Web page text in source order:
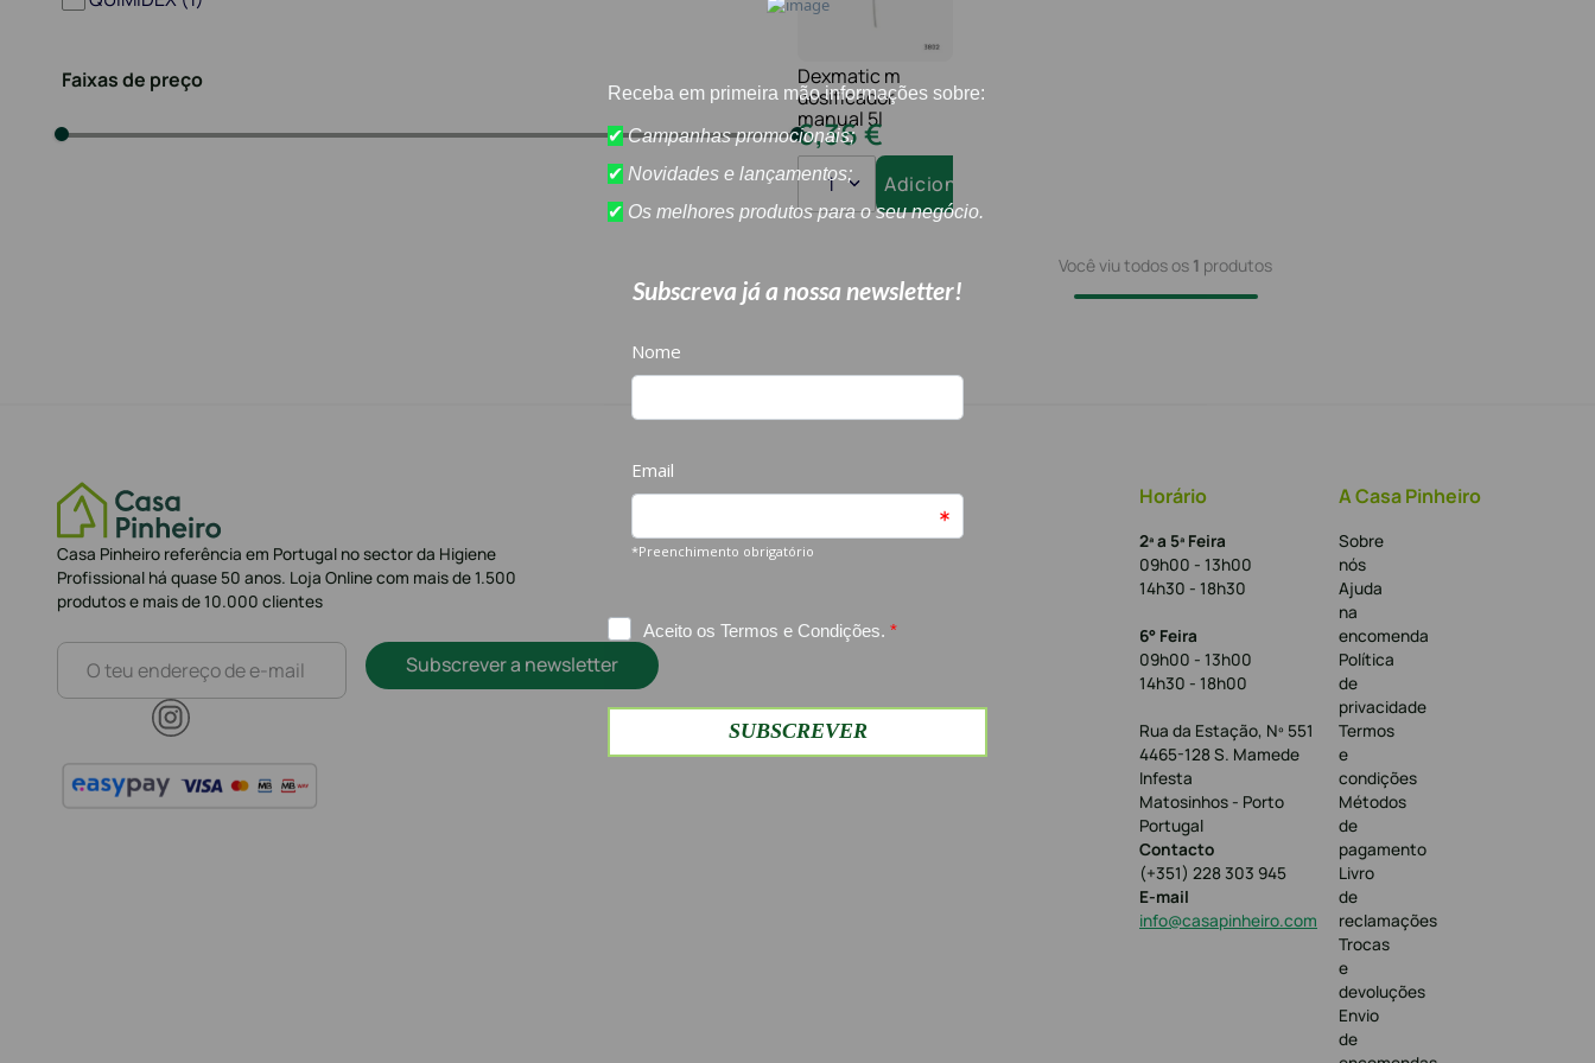
Faixas de preço
Dexmatic m
dosificador
manual 5l
6,36€
1 Adicionar
Você viu todos os 1 produtos
Casa Pinheiro referência em Portugal no sector da Higiene
Profissional há quase 50 anos. Loja Online com mais de 1.500
produtos e mais de 10.000 clientes
Subscrever a newsletter
Horário
2ª a 5ª Feira
09h00 - 13h00
14h30 - 18h30
6° Feira
09h00 - 13h00
14h30 - 18h00
Rua da Estação, Nº 551
4465-128 S. Mamede
Infesta
Matosinhos - Porto
Portugal
Contacto
(+351) 228 303 945
E-mail
info@casapinheiro.com
A Casa Pinheiro
Sobre
nós
Ajuda
na
encomenda
Política
de
privacidade
Termos
e
condições
Métodos
de
pagamento
Livro
de
reclamações
Trocas
e
devoluções
Envio
de